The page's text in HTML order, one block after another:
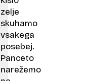
zelje
skuhamo
vsakega
posebej.
Panceto
narežemo